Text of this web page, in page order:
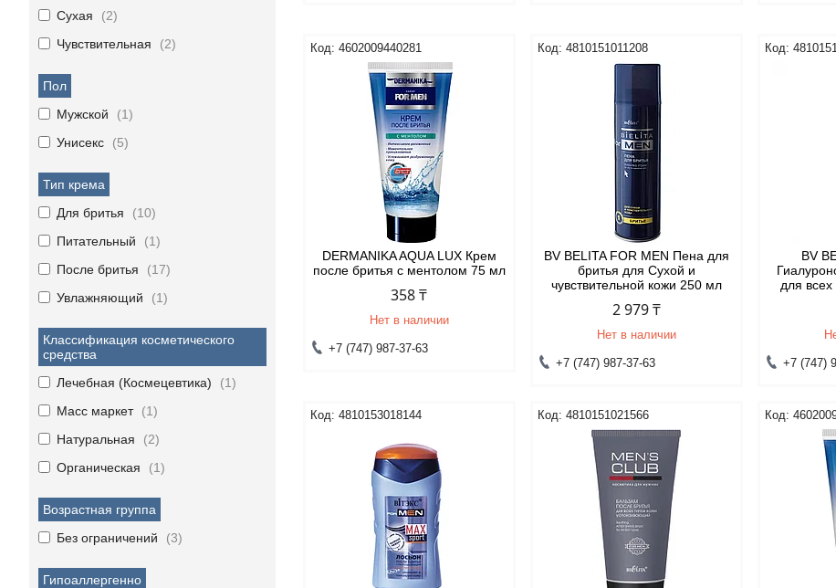
4602009440281
DERMANIKA AQUA LUX Крем
после бритья с ментолом 75 мл
358 ₸
Нет в наличии
+7 (747) 987-37-63
4810151011208
BV BELITA FOR MEN Пена для
бритья для Сухой и
чувствительной кожи 250 мл
2 979 ₸
Нет в наличии
+7 (747) 987-37-63
BV
для
+7 (747)
4810153018144 4810151021566
Сухая
2
Чувствительная
2
Пол
Мужской
1
Унисекс
5
Тип крема
Для бритья
10
Питательный
1
После бритья
17
Увлажняющий
1
Классификация косметического
средства
Лечебная (Космецевтика)
1
Масс маркет
1
Натуральная
2
Органическая
1
Возрастная группа
Без ограничений
3
Гипоаллергенно